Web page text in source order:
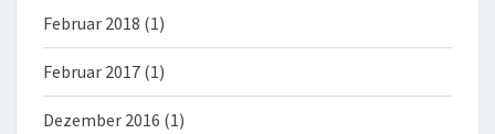
Februar 2018 (1)
Februar 2017 (1)
Dezember 2016 (1)